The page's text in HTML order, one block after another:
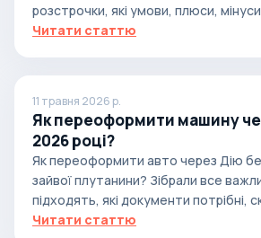
розстрочки, які умови, плюси,
Читати статтю
11 травня 2026 р.
Як переоформити машину
2026 році?
Як переоформити авто через Дію
зайвої плутанини? Зібрали все
підходять, які документи потрібні,
Читати статтю